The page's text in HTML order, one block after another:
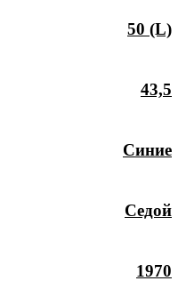
50 (L)
43,5
Синие
Седой
1970